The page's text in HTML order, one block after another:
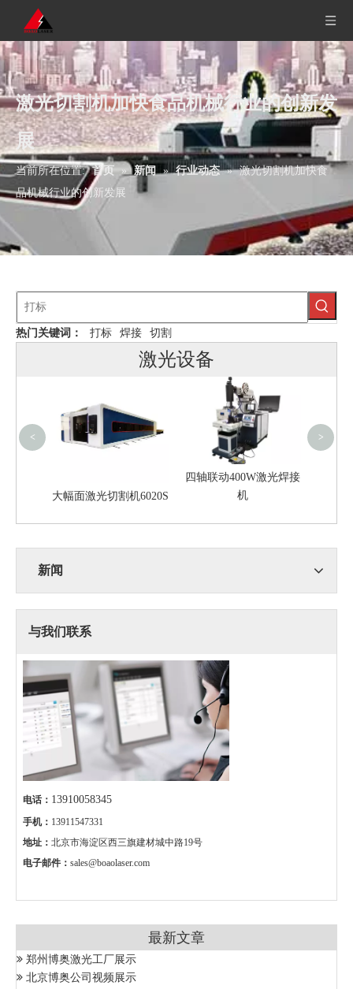
激光切割机加快食品机械行业的创新发
展
当前所在位置: 首页 » 新闻 » 行业动态 » 激光切割机加快食
品机械行业的创新发展
热门关键词： 打标 焊接 切割
激光设备
大幅面激光切割机6020S
四轴联动400W激光焊接
机
< >
新闻
与我们联系
电话： 13910058345
手机： 13911547331
地址： 北京市海淀区西三旗建材城中路19号
电子邮件： sales@boaolaser.com
最新文章
郑州博奥激光工厂展示
北京博奥公司视频展示